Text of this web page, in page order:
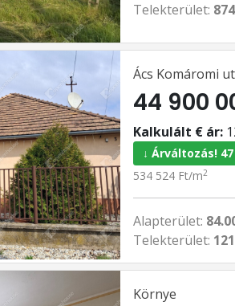
Telekterület:
Ács Komáromi
44 900
Kalkulált € ár:
↓ Árváltozás! 47
534 524 Ft/m2
Alapterület:
Telekterület:
Környe